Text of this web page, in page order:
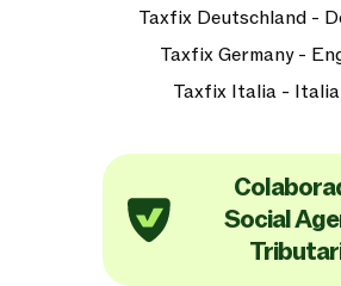
Taxfix Deutschland -
Taxfix Germany -
Taxfix Italia -
Social